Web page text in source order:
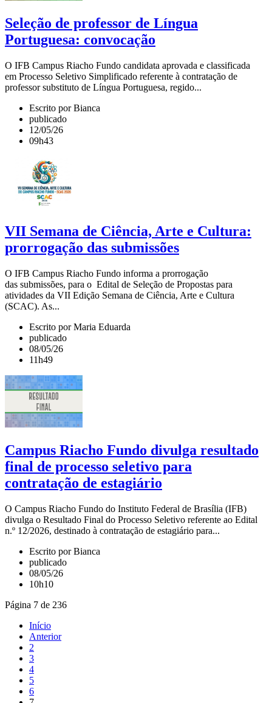
Seleção de professor de Língua
Portuguesa: convocação
O IFB Campus Riacho Fundo candidata aprovada e classificada
em Processo Seletivo Simplificado referente à contratação de
professor substituto de Língua Portuguesa, regido...
Escrito por Bianca
publicado
12/05/26
09h43
VII Semana de Ciência, Arte e Cultura:
prorrogação das submissões
O IFB Campus Riacho Fundo informa a prorrogação
das submissões, para o Edital de Seleção de Propostas para
atividades da VII Edição Semana de Ciência, Arte e Cultura
(SCAC). As...
Escrito por Maria Eduarda
publicado
08/05/26
11h49
Campus Riacho Fundo divulga resultado
final de processo seletivo para
contratação de estagiário
O Campus Riacho Fundo do Instituto Federal de Brasília (IFB)
divulga o Resultado Final do Processo Seletivo referente ao Edital
n.º 12/2026, destinado à contratação de estagiário para...
Escrito por Bianca
publicado
08/05/26
10h10
Página 7 de 236
Início
Anterior
2
3
4
5
6